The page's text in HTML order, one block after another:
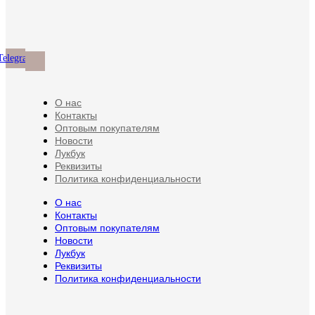
странице
О нас
Контакты
Оптовым покупателям
Новости
Лукбук
Реквизиты
Политика конфиденциальности
О нас
Контакты
Оптовым покупателям
Новости
Лукбук
Реквизиты
Политика конфиденциальности